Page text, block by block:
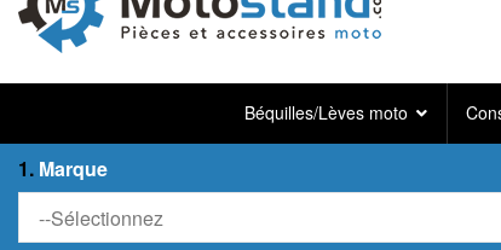
Béquilles/Lèves moto
1. Marque